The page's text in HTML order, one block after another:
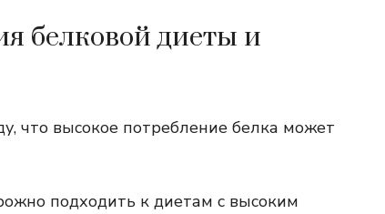
белковой диеты и
что высокое потребление белка может
подходить к диетам с высоким